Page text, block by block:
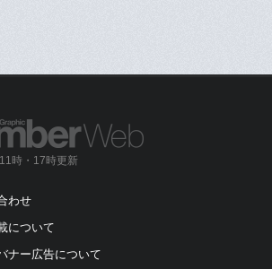
時・17時更新
わせ
について
ナー広告について